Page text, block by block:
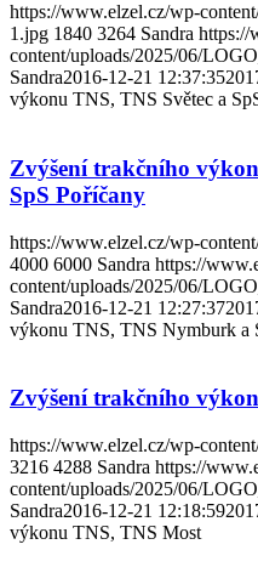
https://www.elzel.cz/wp-
1.jpg 1840 3264 Sandra https://
content/uploads/2025/06/
Sandra2016-12-21 12:37:35
výkonu TNS, TNS Světec a
Zvýšení trakčního
SpS Poříčany
https://www.elzel.cz/wp-
4000 6000 Sandra https://
content/uploads/2025/06/
Sandra2016-12-21 12:27:37
výkonu TNS, TNS Nymburk a
Zvýšení trakčního
https://www.elzel.cz/wp-
3216 4288 Sandra https://
content/uploads/2025/06/
Sandra2016-12-21 12:18:59
výkonu TNS, TNS Most